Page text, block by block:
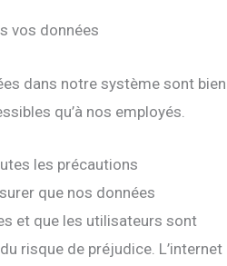
vos données
dans notre système sont bien
qu’à nos employés.
les précautions
que nos données
et que les utilisateurs sont
risque de préjudice. L’internet